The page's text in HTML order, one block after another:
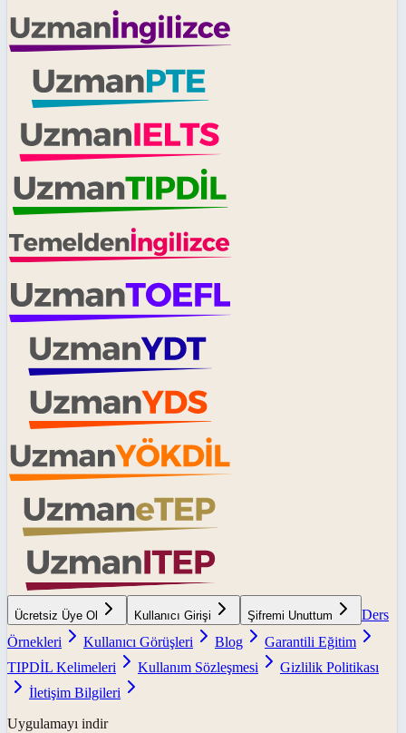
Ücretsiz Üye Ol Kullanıcı Girişi Şifremi Unuttum
Ders
Örnekleri
Kullanıcı Görüşleri Blog
Garantili Eğitim
TIPDİL Kelimeleri
Kullanım Sözleşmesi
Gizlilik Politikası
İletişim Bilgileri
Uygulamayı indir